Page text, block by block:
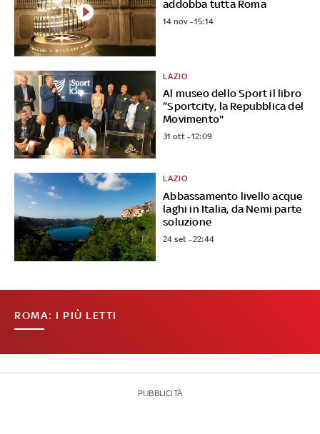
addobba tutta Roma
14 nov - 15:14
Al museo dello Sport il libro
“Sportcity, la Repubblica del
Movimento"
LAZIO
31 ott - 12:09
Abbassamento livello acque
laghi in Italia, da Nemi parte
soluzione
LAZIO
24 set - 22:44
ROMA: I PIÙ LETTI
PUBBLICITÀ